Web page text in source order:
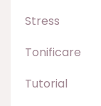
Stress
Tonificare
Tutorial